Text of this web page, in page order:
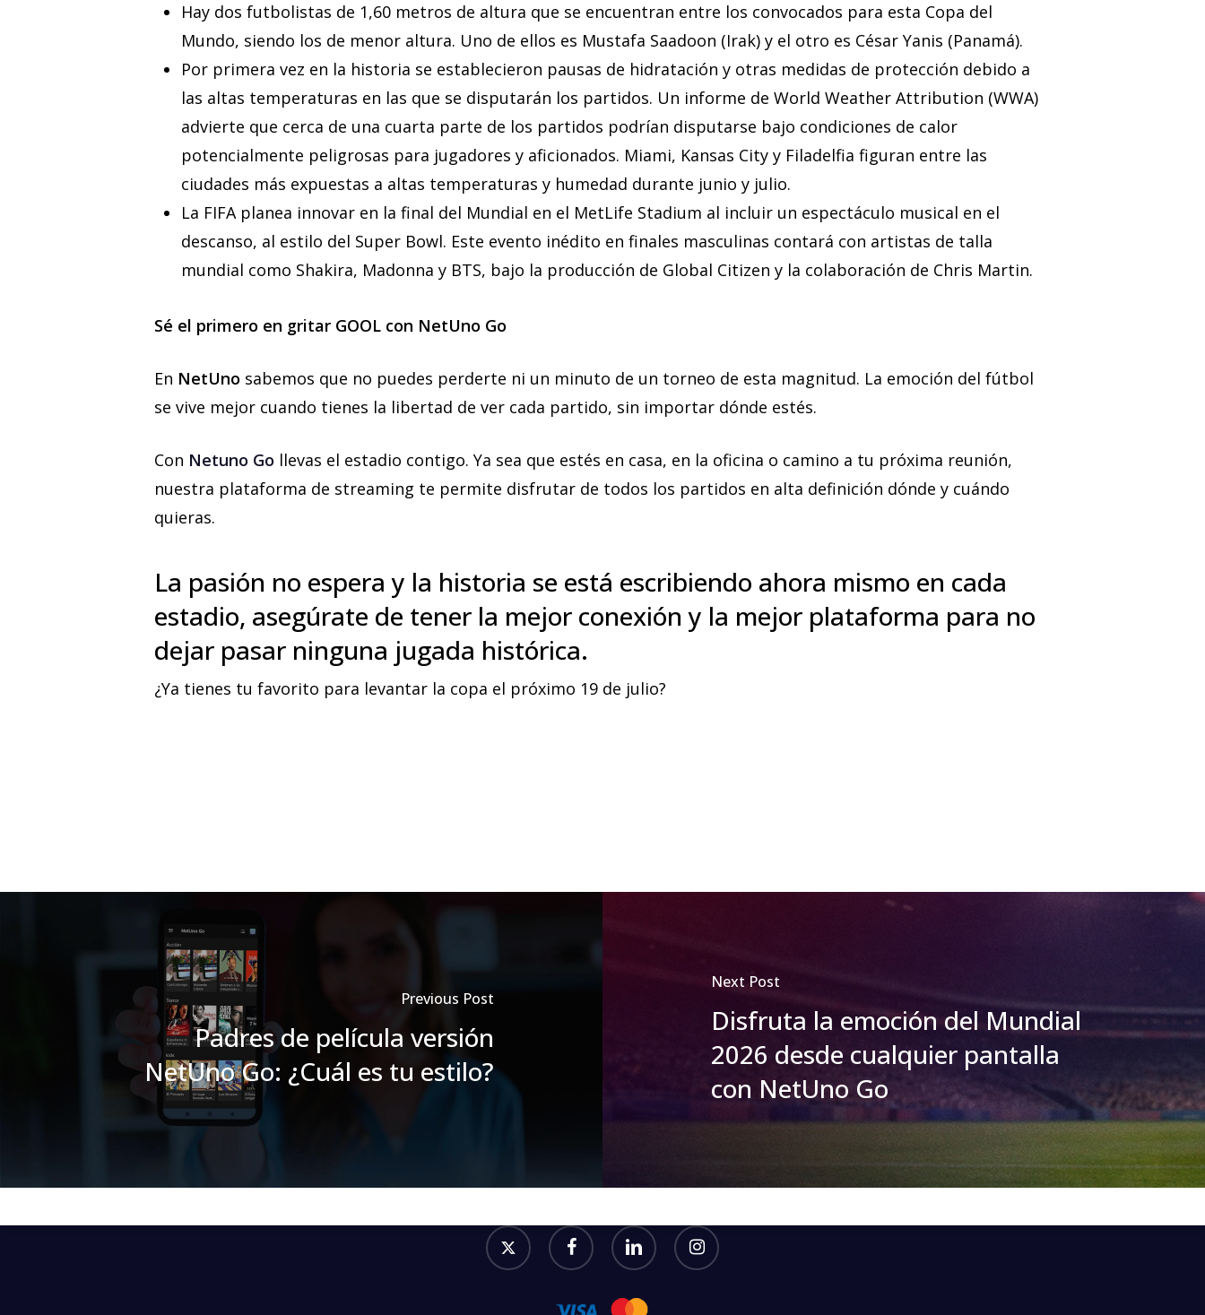
Hay dos futbolistas de 1,60 metros de altura que se encuentran entre los convocados para esta Copa del
Mundo, siendo los de menor altura. Uno de ellos es Mustafa Saadoon (Irak) y el otro es César Yanis (Panamá).
Por primera vez en la historia se establecieron pausas de hidratación y otras medidas de protección debido a
las altas temperaturas en las que se disputarán los partidos. Un informe de World Weather Attribution (WWA)
advierte que cerca de una cuarta parte de los partidos podrían disputarse bajo condiciones de calor
potencialmente peligrosas para jugadores y aficionados. Miami, Kansas City y Filadelfia figuran entre las
ciudades más expuestas a altas temperaturas y humedad durante junio y julio.
La FIFA planea innovar en la final del Mundial en el MetLife Stadium al incluir un espectáculo musical en el
descanso, al estilo del Super Bowl. Este evento inédito en finales masculinas contará con artistas de talla
mundial como Shakira, Madonna y BTS, bajo la producción de Global Citizen y la colaboración de Chris Martin.
Sé el primero en gritar GOOL con NetUno Go
En NetUno sabemos que no puedes perderte ni un minuto de un torneo de esta magnitud. La emoción del fútbol
se vive mejor cuando tienes la libertad de ver cada partido, sin importar dónde estés.
Con Netuno Go llevas el estadio contigo. Ya sea que estés en casa, en la oficina o camino a tu próxima reunión,
nuestra plataforma de streaming te permite disfrutar de todos los partidos en alta definición dónde y cuándo
quieras.
La pasión no espera y la historia se está escribiendo ahora mismo en cada
estadio, asegúrate de tener la mejor conexión y la mejor plataforma para no
dejar pasar ninguna jugada histórica.
¿Ya tienes tu favorito para levantar la copa el próximo 19 de julio?
Previous Post
Padres de película versión
NetUno Go: ¿Cuál es tu estilo?
Next Post
Disfruta la emoción del Mundial
2026 desde cualquier pantalla
con NetUno Go
twitter facebook linkedin instagram